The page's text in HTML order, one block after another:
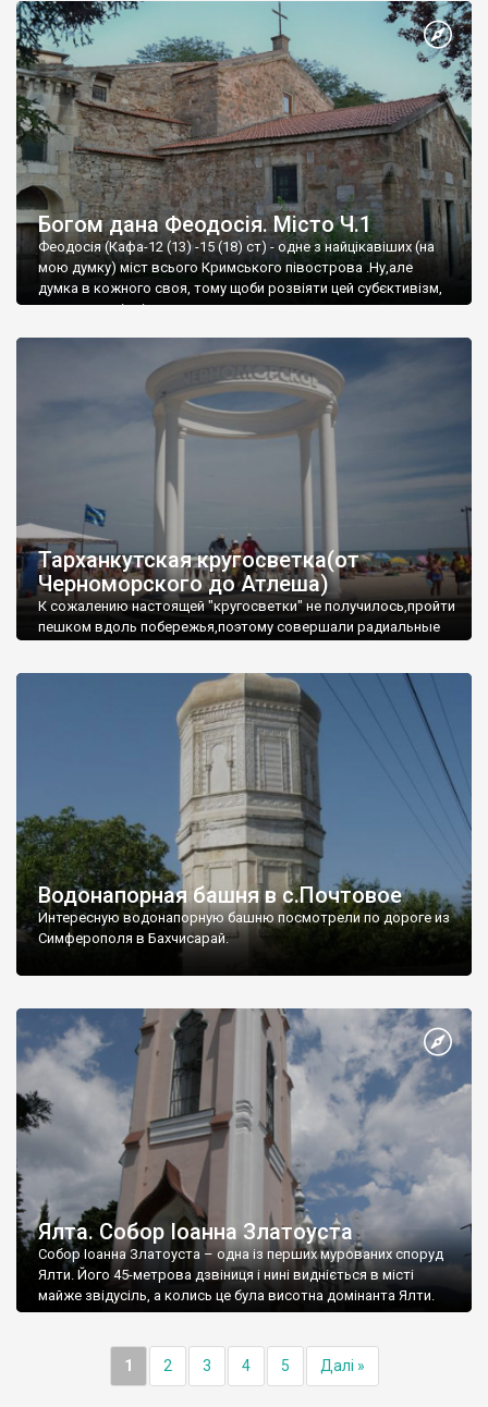
Богом дана Феодосія. Місто Ч.1
Феодосія (Кафа-12 (13) -15 (18) ст) - одне з найцікавіших (на
мою думку) міст всього Кримського півострова .Ну,але
думка в кожного своя, тому щоби розвіяти цей субєктивізм,
запрошую відвідати це
Тарханкутская кругосветка(от
Черноморского до Атлеша)
К сожалению настоящей "кругосветки" не получилось,пройти
пешком вдоль побережья,поэтому совершали радиальные
Водонапорная башня в с.Почтовое
Интересную водонапорную башню посмотрели по дороге из
Симферополя в Бахчисарай.
Ялта. Собор Іоанна Златоуста
Собор Іоанна Златоуста – одна із перших мурованих споруд
Ялти. Його 45-метрова дзвіниця і нині видніється в місті
майже звідусіль, а колись це була висотна домінанта Ялти.
1 2 3 4 5 Далі »